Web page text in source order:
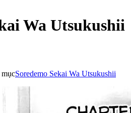
Wa Utsukushii
Soredemo Sekai Wa Utsukushii